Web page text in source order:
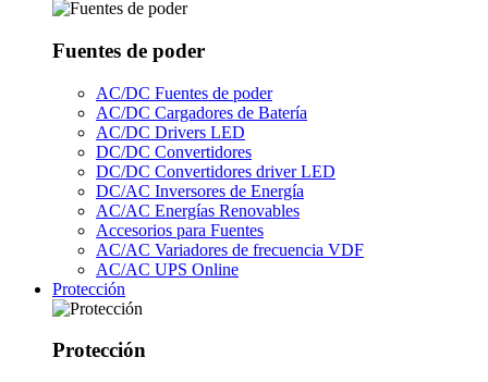
Fuentes de poder
AC/DC Fuentes de poder
AC/DC Cargadores de Batería
AC/DC Drivers LED
DC/DC Convertidores
DC/DC Convertidores driver LED
DC/AC Inversores de Energía
AC/AC Energías Renovables
Accesorios para Fuentes
AC/AC Variadores de frecuencia VDF
AC/AC UPS Online
Protección
Protección